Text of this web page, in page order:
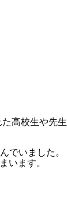
高校生や先生
でいました。
います。